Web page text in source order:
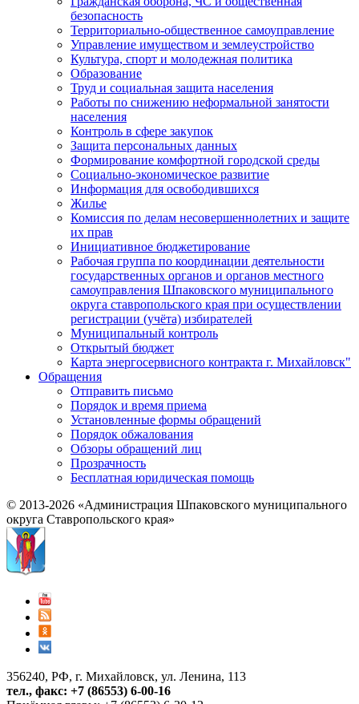
безопасность
Территориально-общественное самоуправление
Управление имуществом и землеустройство
Культура, спорт и молодежная политика
Образование
Труд и социальная защита населения
Работы по снижению неформальной занятости
населения
Контроль в сфере закупок
Защита персональных данных
Формирование комфортной городской среды
Социально-экономическое развитие
Информация для освободившихся
Жилье
Комиссия по делам несовершеннолетних и защите
их прав
Инициативное бюджетирование
Рабочая группа по координации деятельности
государственных органов и органов местного
самоуправления Шпаковского муниципального
округа ставропольского края при осуществлении
регистрации (учёта) избирателей
Муниципальный контроль
Открытый бюджет
Карта энергосервисного контракта г. Михайловск"
Обращения
Отправить письмо
Порядок и время приема
Установленные формы обращений
Порядок обжалования
Обзоры обращений лиц
Прозрачность
Бесплатная юридическая помощь
© 2013-2026 «Администрация Шпаковского муниципального
округа Ставропольского края»
356240, РФ, г. Михайловск, ул. Ленина, 113
тел., факс: +7 (86553) 6-00-16